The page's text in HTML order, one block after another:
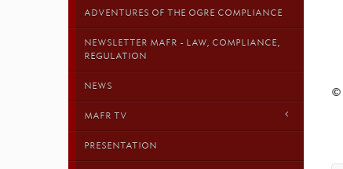
ADVENTURES OF THE OGRE COMPLIANCE
NEWSLETTER MAFR - LAW, COMPLIANCE,
REGULATION
NEWS
MAFR TV
PRESENTATION